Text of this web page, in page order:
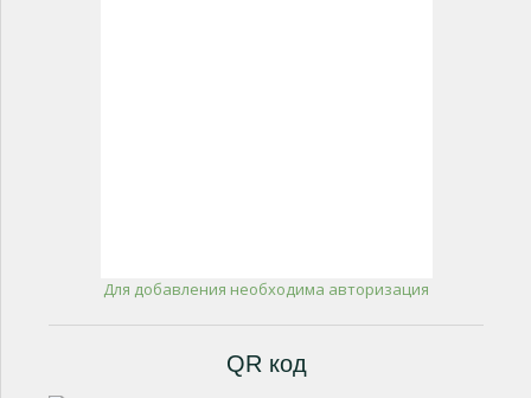
Для добавления необходима авторизация
QR код